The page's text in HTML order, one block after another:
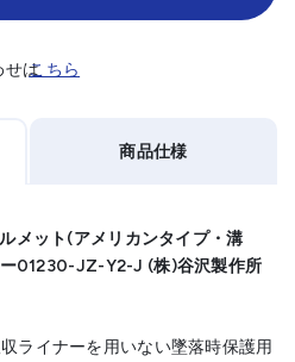
せはこちら
メット(アメリカンタイプ・溝
01230-JZ-Y2-J (株)谷沢製作所
ライナーを用いない墜落時保護用
商品仕様